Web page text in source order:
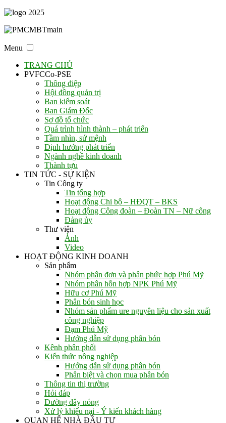
Menu
TRANG CHỦ
PVFCCo-PSE
Thông điệp
Hội đồng quản trị
Ban kiểm soát
Ban Giám Đốc
Sơ đồ tổ chức
Quá trình hình thành – phát triển
Tầm nhìn, sứ mệnh
Định hướng phát triển
Ngành nghề kinh doanh
Thành tựu
TIN TỨC - SỰ KIỆN
Tin Công ty
Tin tổng hợp
Hoạt động Chi bộ – HĐQT – BKS
Hoạt động Công đoàn – Đoàn TN – Nữ công
Đảng ủy
Thư viện
Ảnh
Video
HOẠT ĐỘNG KINH DOANH
Sản phẩm
Nhóm phân đơn và phân phức hợp Phú Mỹ
Nhóm phân hỗn hợp NPK Phú Mỹ
Hữu cơ Phú Mỹ
Phân bón sinh học
Nhóm sản phẩm ure nguyên liệu cho sản xuất
công nghiệp
Đạm Phú Mỹ
Hướng dẫn sử dụng phân bón
Kênh phân phối
Kiến thức nông nghiệp
Hướng dẫn sử dụng phân bón
Phân biệt và chọn mua phân bón
Thông tin thị trường
Hỏi đáp
Đường dây nóng
Xử lý khiếu nại - Ý kiến khách hàng
QUAN HỆ NHÀ ĐẦU TƯ